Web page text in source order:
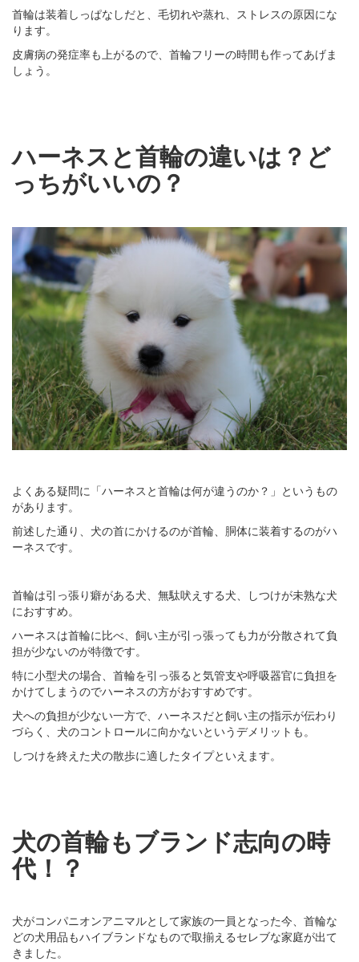
首輪は装着しっぱなしだと、毛切れや蒸れ、ストレスの原因にな
ります。
皮膚病の発症率も上がるので、首輪フリーの時間も作ってあげま
しょう。
ハーネスと首輪の違いは？ど
っちがいいの？
よくある疑問に「ハーネスと首輪は何が違うのか？」というもの
があります。
前述した通り、犬の首にかけるのが首輪、胴体に装着するのがハ
ーネスです。
首輪は引っ張り癖がある犬、無駄吠えする犬、しつけが未熟な犬
におすすめ。
ハーネスは首輪に比べ、飼い主が引っ張っても力が分散されて負
担が少ないのが特徴です。
特に小型犬の場合、首輪を引っ張ると気管支や呼吸器官に負担を
かけてしまうのでハーネスの方がおすすめです。
犬への負担が少ない一方で、ハーネスだと飼い主の指示が伝わり
づらく、犬のコントロールに向かないというデメリットも。
しつけを終えた犬の散歩に適したタイプといえます。
犬の首輪もブランド志向の時
代！？
犬がコンパニオンアニマルとして家族の一員となった今、首輪な
どの犬用品もハイブランドなもので取揃えるセレブな家庭が出て
きました。